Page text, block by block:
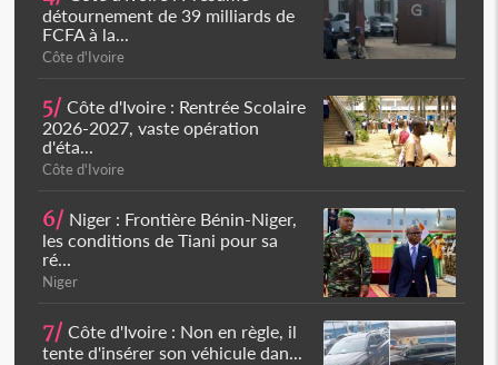
détournement de 39 milliards de
FCFA à la...
Côte d'Ivoire
5/ Côte d'Ivoire : Rentrée Scolaire
2026-2027, vaste opération
d'éta...
Côte d'Ivoire
6/ Niger : Frontière Bénin-Niger,
les conditions de Tiani pour sa
ré...
Niger
7/ Côte d'Ivoire : Non en règle, il
tente d'insérer son véhicule dan...